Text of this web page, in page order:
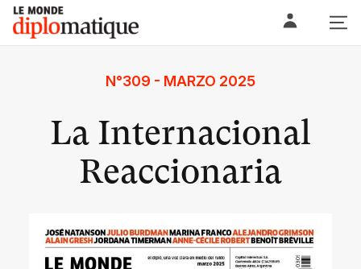
Skip
content
Le monde diplomatique
N°309 - MARZO 2025
La Internacional
Reaccionaria